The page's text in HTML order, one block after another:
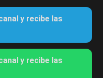
y recibe las
y recibe las